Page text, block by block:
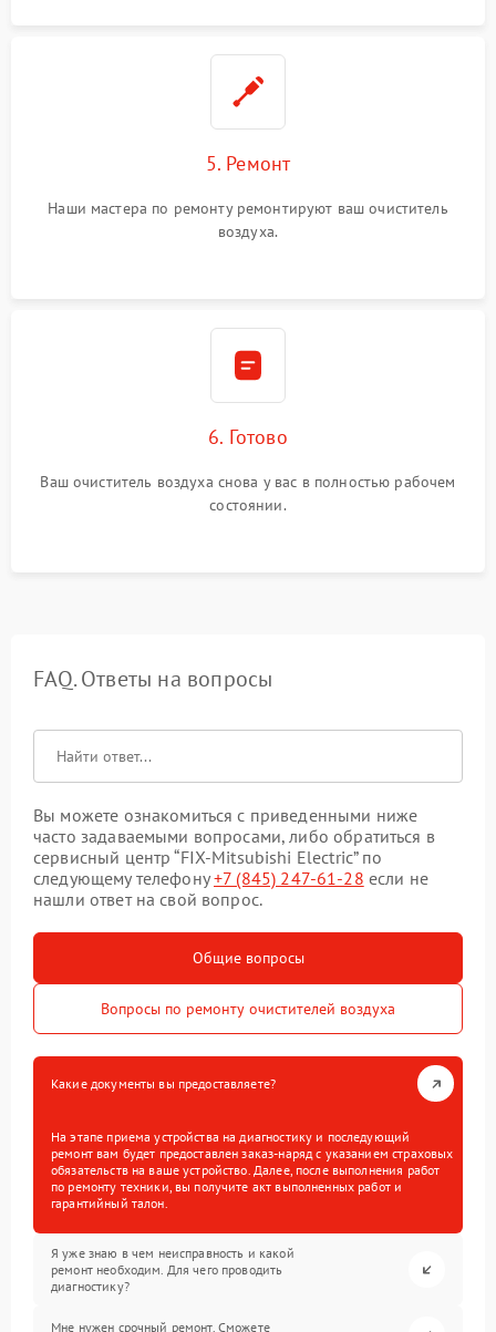
5. Ремонт
Наши мастера по ремонту ремонтируют ваш очиститель
воздуха.
6. Готово
Ваш очиститель воздуха снова у вас в полностью рабочем
состоянии.
FAQ. Ответы на вопросы
Вы можете ознакомиться с приведенными ниже
часто задаваемыми вопросами, либо обратиться в
сервисный центр “FIX-Mitsubishi Electric” по
следующему телефону+7 (845) 247-61-28 если не
нашли ответ на свой вопрос.
Общие вопросы
Вопросы по ремонту очистителей воздуха
Какие документы вы предоставляете?
На этапе приема устройства на диагностику и последующий
ремонт вам будет предоставлен заказ-наряд с указанием страховых
обязательств на ваше устройство. Далее, после выполнения работ
по ремонту техники, вы получите акт выполненных работ и
гарантийный талон.
Я уже знаю в чем неисправность и какой
ремонт необходим. Для чего проводить
диагностику?
Мне нужен срочный ремонт. Сможете